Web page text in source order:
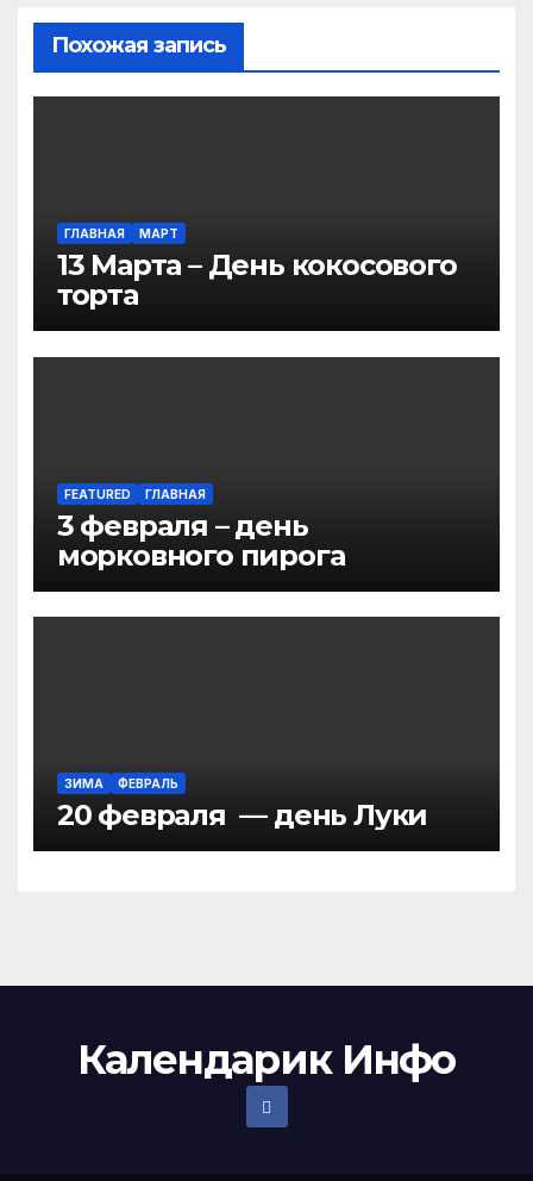
Похожая запись
ГЛАВНАЯ МАРТ
13 Марта – День кокосового
торта
FEATURED ГЛАВНАЯ
3 февраля – день
морковного пирога
ЗИМА ФЕВРАЛЬ
20 февраля — день Луки
Календарик Инфо